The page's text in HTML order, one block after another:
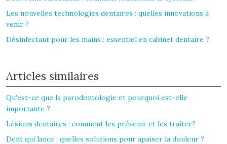
Les nouvelles technologies dentaires : quelles innovations à
venir ?
Désinfectant pour les mains : essentiel en cabinet dentaire ?
Articles similaires
Qu’est-ce que la parodontologie et pourquoi est-elle
importante ?
Lésions dentaires : comment les prévenir et les traiter?
Dent qui lance : quelles solutions pour apaiser la douleur ?